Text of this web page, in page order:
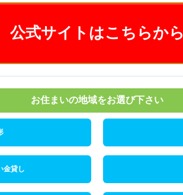
公式サイトはこちらから
お住まいの地域をお選び下さい
金貸し